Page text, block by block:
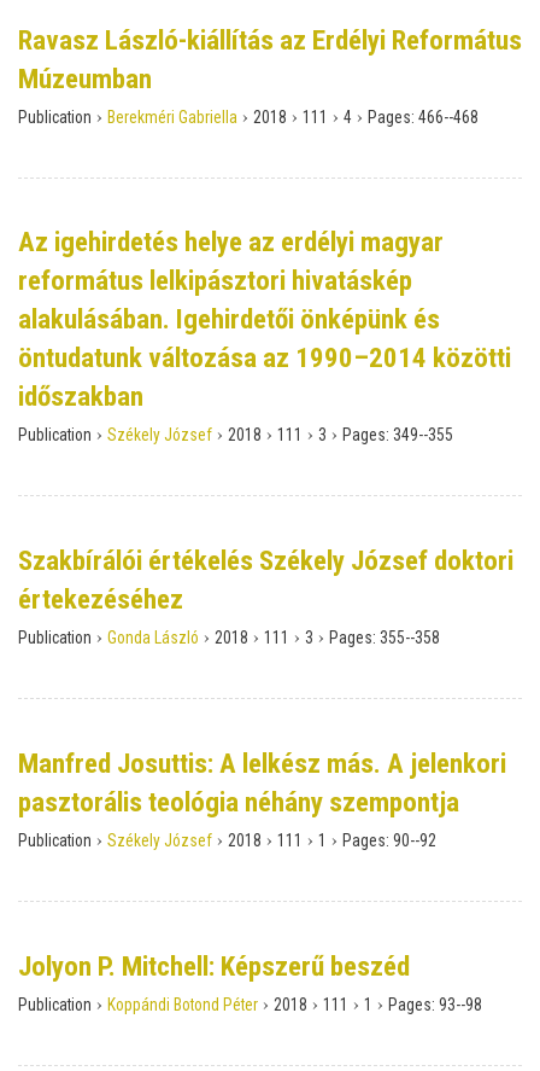
Ravasz László-kiállítás az Erdélyi Református
Múzeumban
Publication › Berekméri Gabriella › 2018 › 111 › 4 › Pages: 466--468
Az igehirdetés helye az erdélyi magyar
református lelkipásztori hivatáskép
alakulásában. Igehirdetői önképünk és
öntudatunk változása az 1990–2014 közötti
időszakban
Publication › Székely József › 2018 › 111 › 3 › Pages: 349--355
Szakbírálói értékelés Székely József doktori
értekezéséhez
Publication › Gonda László › 2018 › 111 › 3 › Pages: 355--358
Manfred Josuttis: A lelkész más. A jelenkori
pasztorális teológia néhány szempontja
Publication › Székely József › 2018 › 111 › 1 › Pages: 90--92
Jolyon P. Mitchell: Képszerű beszéd
Publication › Koppándi Botond Péter › 2018 › 111 › 1 › Pages: 93--98